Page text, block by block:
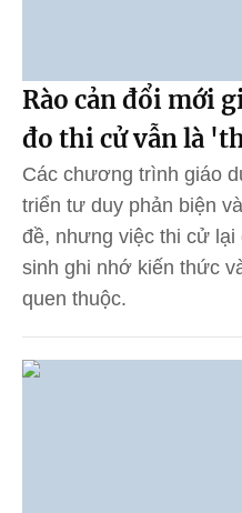
Rào cản đổi mới
đo thi cử vẫn là
Các chương trình giáo
triển tư duy phản biện
đề, nhưng việc thi cử lại
sinh ghi nhớ kiến thức
quen thuộc.